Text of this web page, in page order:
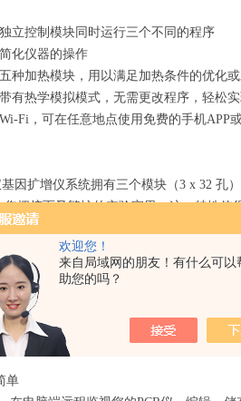
欢迎您！
来自局域网的朋友！有什么可以
助您的吗？
产地类别
立控制模块同时运行三个不同的程序
化仪器的操作
种加热模块，用以满足加热条件的优化
有热学模拟模式，无需更改程序，轻松
Fi，可在任意地点使用免费的手机APP
因扩增仪系统拥有三个模块（3 x 32
拥挤而又繁忙的实验室里，这一特性
不同的加热模块，可通过开关简单地更
孔和双384孔加热模块可满足高通量的
分型分析，且支持新的 QuantStudio 3D数
单